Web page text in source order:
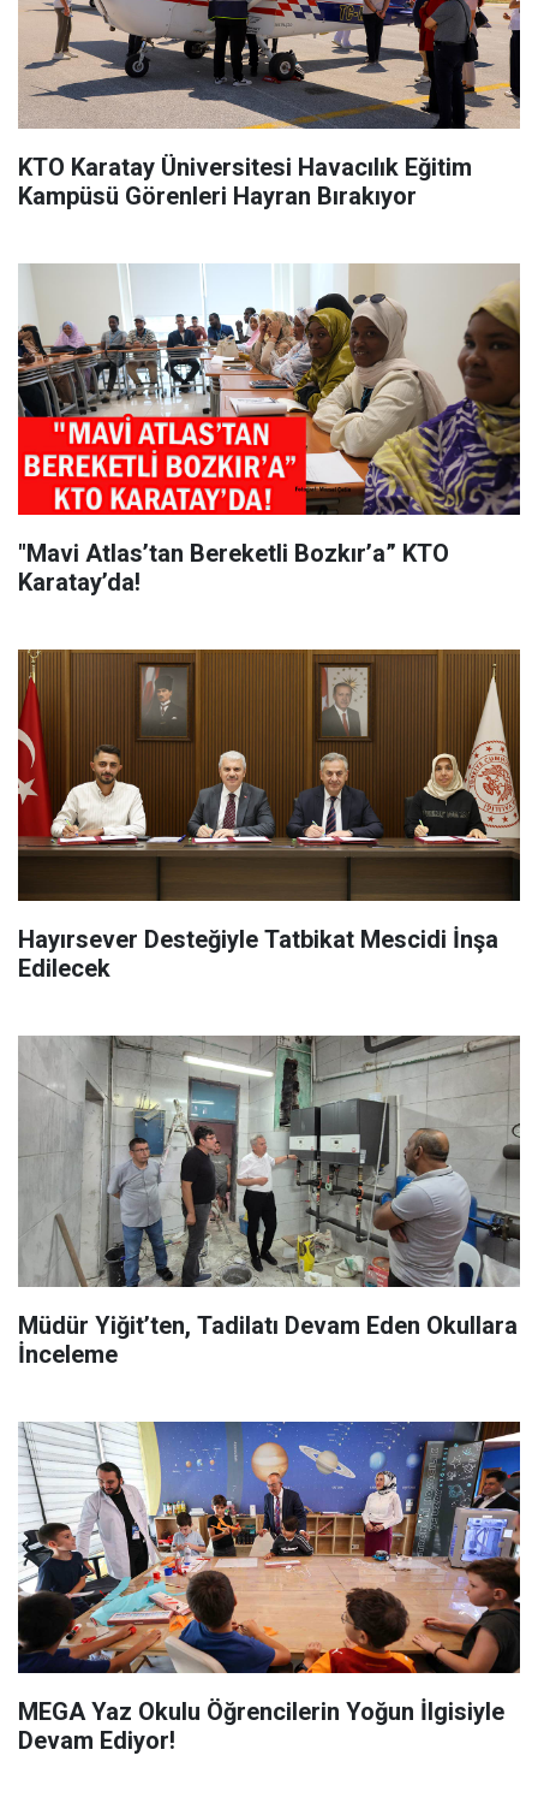
KTO Karatay Üniversitesi Havacılık Eğitim
Kampüsü Görenleri Hayran Bırakıyor
"Mavi Atlas’tan Bereketli Bozkır’a” KTO
Karatay’da!
Hayırsever Desteğiyle Tatbikat Mescidi İnşa
Edilecek
Müdür Yiğit’ten, Tadilatı Devam Eden Okullara
İnceleme
MEGA Yaz Okulu Öğrencilerin Yoğun İlgisiyle
Devam Ediyor!